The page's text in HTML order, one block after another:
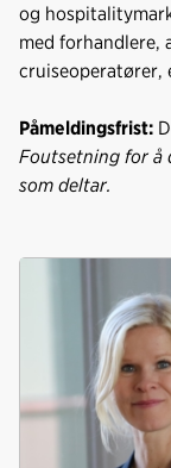
og
med forhandlere,
cruiseoperatører,
Påmeldingsfrist:
Foutsetning for å
som deltar.